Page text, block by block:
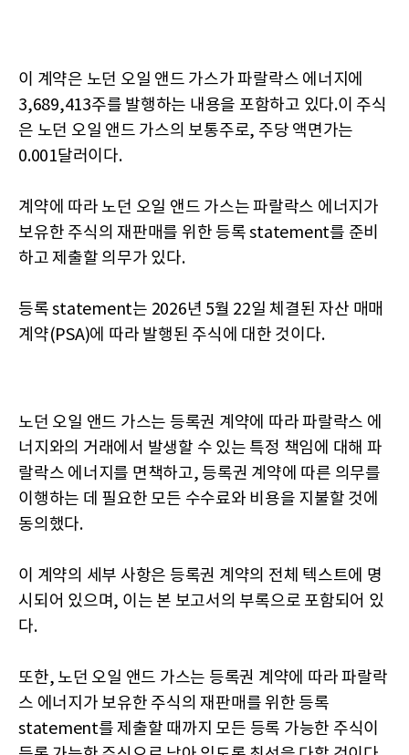
이 계약은 노던 오일 앤드 가스가 파랄락스 에너지에
3,689,413주를 발행하는 내용을 포함하고 있다.이 주식
은 노던 오일 앤드 가스의 보통주로, 주당 액면가는
0.001달러이다.
계약에 따라 노던 오일 앤드 가스는 파랄락스 에너지가
보유한 주식의 재판매를 위한 등록 statement를 준비
하고 제출할 의무가 있다.
등록 statement는 2026년 5월 22일 체결된 자산 매매
계약(PSA)에 따라 발행된 주식에 대한 것이다.
노던 오일 앤드 가스는 등록권 계약에 따라 파랄락스 에
너지와의 거래에서 발생할 수 있는 특정 책임에 대해 파
랄락스 에너지를 면책하고, 등록권 계약에 따른 의무를
이행하는 데 필요한 모든 수수료와 비용을 지불할 것에
동의했다.
이 계약의 세부 사항은 등록권 계약의 전체 텍스트에 명
시되어 있으며, 이는 본 보고서의 부록으로 포함되어 있
다.
또한, 노던 오일 앤드 가스는 등록권 계약에 따라 파랄락
스 에너지가 보유한 주식의 재판매를 위한 등록
statement를 제출할 때까지 모든 등록 가능한 주식이